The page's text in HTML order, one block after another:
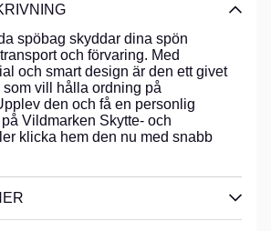
spöbag skyddar dina spön
och förvaring. Med
och smart design är den ett givet
vill hålla ordning på
den och få en personlig
Vildmarken Skytte- och
klicka hem den nu med snabb